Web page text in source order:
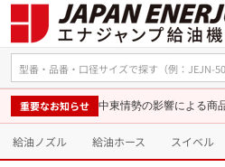
重要なお知らせ
給油ノズル 給油ホース スイベル